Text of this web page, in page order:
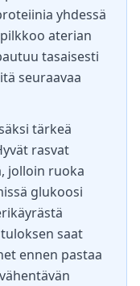
yhdessä
aterian
tasaisesti
seuraavaa
tärkeä
rasvat
jolloin ruoka
glukoosi
saat
ennen pastaa